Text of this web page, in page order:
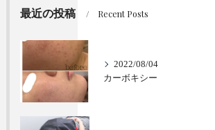
最近の投稿 Recent Posts
2022/08/04
カーボキシー